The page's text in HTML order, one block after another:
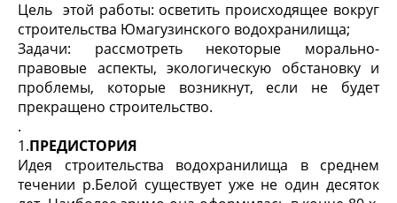
Цель этой работы: осветить происходящее вокруг
строительства Юмагузинского водохранилища;
Задачи: рассмотреть некоторые морально-
правовые аспекты, экологическую обстановку и
проблемы, которые возникнут, если не будет
прекращено строительство.
.
1.ПРЕДИСТОРИЯ
Идея строительства водохранилища в среднем
течении р.Белой существует уже не один десяток